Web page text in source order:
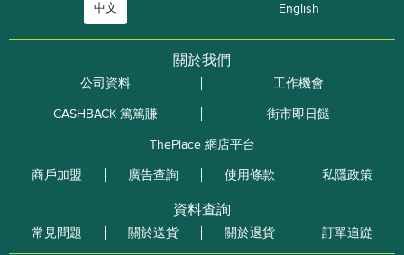
中文 English
關於我們
公司資料
工作機會
CASHBACK 篤篤賺
街市即日餸
ThePlace 網店平台
商戶加盟
廣告查詢 使用條款 私隱政策
資料查詢
常見問題 關於送貨 關於退貨 訂單追踨